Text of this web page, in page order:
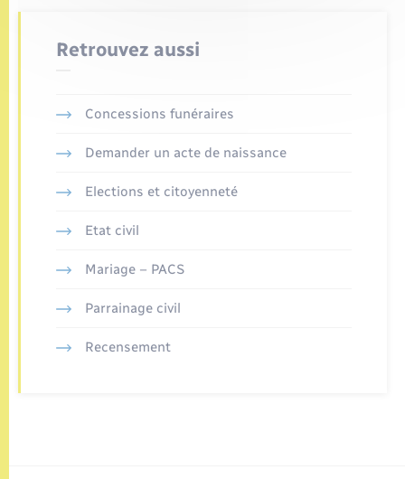
Retrouvez aussi
Concessions funéraires
Demander un acte de naissance
Elections et citoyenneté
Etat civil
Mariage – PACS
Parrainage civil
Recensement